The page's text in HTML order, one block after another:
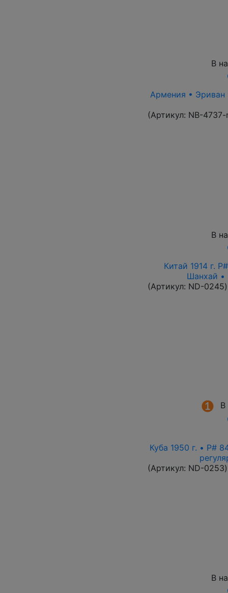
В
Армения • Эриван
(Артикул: NB-4737-
В
Китай 1914 г.
Шанхай •
(Артикул: ND-0245)
В
Куба 1950 г. • P#
(Артикул: ND-0253)
В